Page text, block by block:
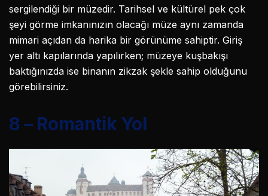
sergilendiği bir müzedir. Tarihsel ve kültürel pek çok
şeyi görme imkanınızın olacağı müze aynı zamanda
mimari açıdan da harika bir görünüme sahiptir. Giriş
yer altı kapılarında yapılırken; müzeye kuşbakışı
baktığınızda ise binanın zikzak şekle sahip olduğunu
görebilirsiniz.
8 – Romantik Yol